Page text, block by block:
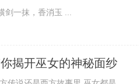
剑一抹，香消玉 ...
揭开巫女的神秘面纱